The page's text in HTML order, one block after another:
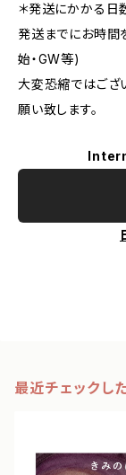
＊発送にかかる日
発送までにお時間
始・GW等)
大変恐縮ではござ
願い致します。
最近チェックし